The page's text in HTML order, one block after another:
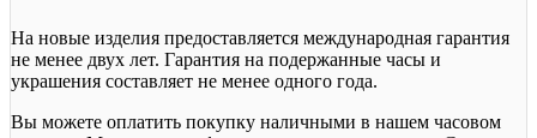
На новые изделия предоставляется международная гарантия
не менее двух лет. Гарантия на подержанные часы и
украшения составляет не менее одного года.
Вы можете оплатить покупку наличными в нашем часовом